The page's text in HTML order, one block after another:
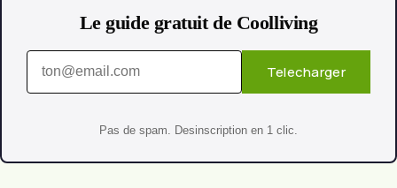
Le guide gratuit de Coolliving
Telecharger
Pas de spam. Desinscription en 1 clic.